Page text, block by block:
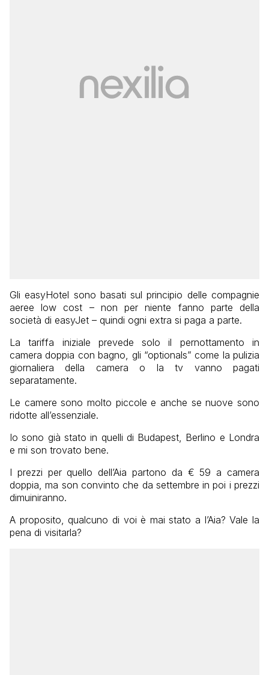
Gli easyHotel sono basati sul principio delle compagnie
aeree low cost – non per niente fanno parte della
società di easyJet – quindi ogni extra si paga a parte.
La tariffa iniziale prevede solo il pernottamento in
camera doppia con bagno, gli “optionals” come la pulizia
giornaliera della camera o la tv vanno pagati
separatamente.
Le camere sono molto piccole e anche se nuove sono
ridotte all’essenziale.
Io sono già stato in quelli di Budapest, Berlino e Londra
e mi son trovato bene.
I prezzi per quello dell’Aia partono da € 59 a camera
doppia, ma son convinto che da settembre in poi i prezzi
dimuiniranno.
A proposito, qualcuno di voi è mai stato a l’Aia? Vale la
pena di visitarla?